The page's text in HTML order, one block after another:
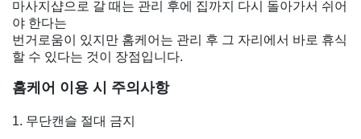
마사지샵으로 갈 때는 관리 후에 집까지 다시 돌아가서 쉬어
야 한다는
번거로움이 있지만 홈케어는 관리 후 그 자리에서 바로 휴식
할 수 있다는 것이 장점입니다.
홈케어 이용 시 주의사항
1. 무단캔슬 절대 금지